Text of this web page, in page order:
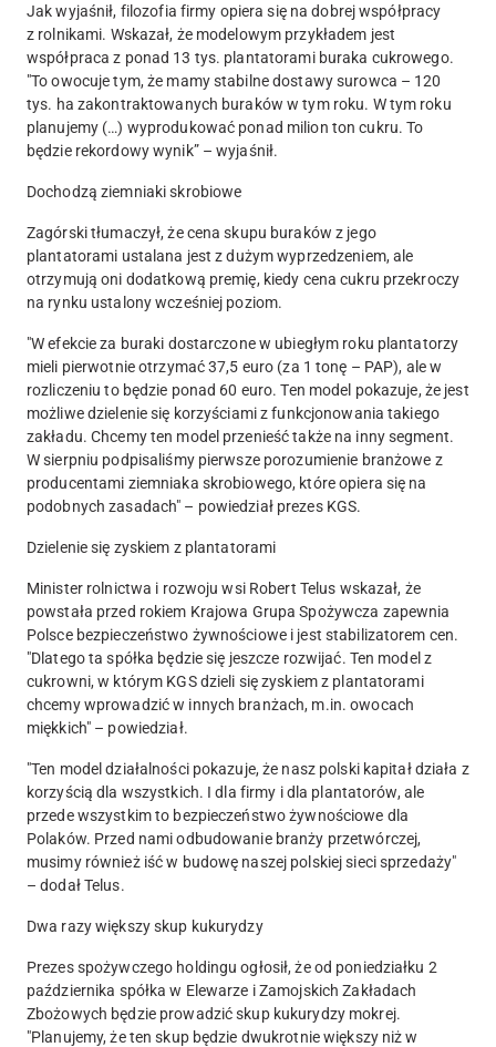
Jak wyjaśnił, filozofia firmy opiera się na dobrej współpracy
z rolnikami. Wskazał, że modelowym przykładem jest
współpraca z ponad 13 tys. plantatorami buraka cukrowego.
"To owocuje tym, że mamy stabilne dostawy surowca – 120
tys. ha zakontraktowanych buraków w tym roku. W tym roku
planujemy (…) wyprodukować ponad milion ton cukru. To
będzie rekordowy wynik” – wyjaśnił.
Dochodzą ziemniaki skrobiowe
Zagórski tłumaczył, że cena skupu buraków z jego
plantatorami ustalana jest z dużym wyprzedzeniem, ale
otrzymują oni dodatkową premię, kiedy cena cukru przekroczy
na rynku ustalony wcześniej poziom.
"W efekcie za buraki dostarczone w ubiegłym roku plantatorzy
mieli pierwotnie otrzymać 37,5 euro (za 1 tonę – PAP), ale w
rozliczeniu to będzie ponad 60 euro. Ten model pokazuje, że jest
możliwe dzielenie się korzyściami z funkcjonowania takiego
zakładu. Chcemy ten model przenieść także na inny segment.
W sierpniu podpisaliśmy pierwsze porozumienie branżowe z
producentami ziemniaka skrobiowego, które opiera się na
podobnych zasadach" – powiedział prezes KGS.
Dzielenie się zyskiem z plantatorami
Minister rolnictwa i rozwoju wsi Robert Telus wskazał, że
powstała przed rokiem Krajowa Grupa Spożywcza zapewnia
Polsce bezpieczeństwo żywnościowe i jest stabilizatorem cen.
"Dlatego ta spółka będzie się jeszcze rozwijać. Ten model z
cukrowni, w którym KGS dzieli się zyskiem z plantatorami
chcemy wprowadzić w innych branżach, m.in. owocach
miękkich" – powiedział.
"Ten model działalności pokazuje, że nasz polski kapitał działa z
korzyścią dla wszystkich. I dla firmy i dla plantatorów, ale
przede wszystkim to bezpieczeństwo żywnościowe dla
Polaków. Przed nami odbudowanie branży przetwórczej,
musimy również iść w budowę naszej polskiej sieci sprzedaży"
– dodał Telus.
Dwa razy większy skup kukurydzy
Prezes spożywczego holdingu ogłosił, że od poniedziałku 2
października spółka w Elewarze i Zamojskich Zakładach
Zbożowych będzie prowadzić skup kukurydzy mokrej.
"Planujemy, że ten skup będzie dwukrotnie większy niż w